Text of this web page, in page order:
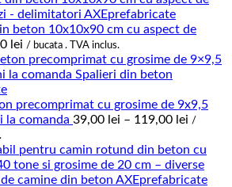
beton 10x10x90 cm cu aspect de
lei / bucata . TVA inclus.
precomprimat cu grosime de 9x9,5
la comanda 39,00 lei – 119,00 lei Interval
prețuri:
39,00
până
/